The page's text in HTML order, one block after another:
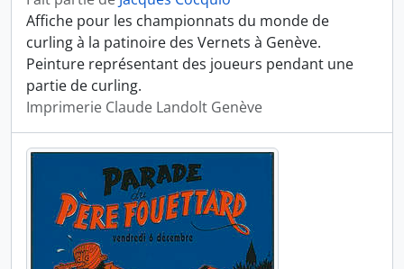
Affiche pour les championnats du monde de
curling à la patinoire des Vernets à Genève.
Peinture représentant des joueurs pendant une
partie de curling.
Imprimerie Claude Landolt Genève